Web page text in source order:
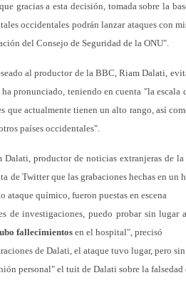
gracias a esta decisión, tomada sobre la
occidentales podrán lanzar ataques con
del Consejo de Seguridad de la ONU".
al productor de la BBC, Riam Dalati,
ha pronunciado, teniendo en cuenta "la
que actualmente tienen un alto rango, así
países occidentales".
Dalati, productor de noticias extranjeras de
de Twitter que las grabaciones hechas en
ataque químico, fueron puestas en escena
de investigaciones, puedo probar sin
fallecimientos en el hospital", precisó
de Dalati, el ataque tuvo lugar, pero
personal" el tuit de Dalati sobre la